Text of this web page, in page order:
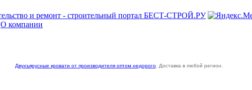
О компании
Двухъярусные кровати от производителя оптом недорого. Доставка в любой регион.